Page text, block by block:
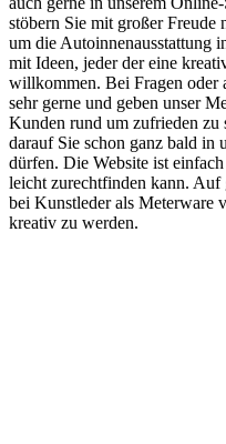
stöbern Sie mit großer Freude
um die Autoinnenausstattung
mit Ideen, jeder der eine
willkommen. Bei Fragen oder
sehr gerne und geben unser
Kunden rund um zufrieden zu
darauf Sie schon ganz bald in
dürfen. Die Website ist
leicht zurechtfinden kann. Auf
bei Kunstleder als Meterware
kreativ zu werden.